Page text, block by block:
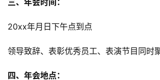
三、年会时间：
20xx年月日下午点到点
领导致辞、表彰优秀员工、表演节目同时
四、年会地点：